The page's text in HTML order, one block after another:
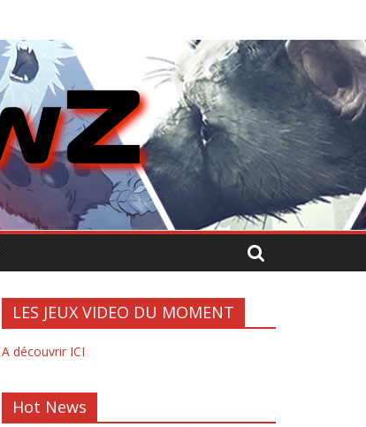
LES JEUX VIDEO DU MOMENT
A découvrir ICI
Hot News